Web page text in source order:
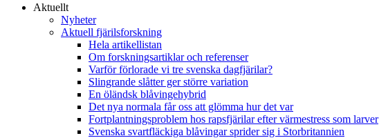
Aktuellt
Nyheter
Aktuell fjärilsforskning
Hela artikellistan
Om forskningsartiklar och referenser
Varför förlorade vi tre svenska dagfjärilar?
Slingrande slåtter ger större variation
En öländsk blåvingehybrid
Det nya normala får oss att glömma hur det var
Fortplantningsproblem hos rapsfjärilar efter värmestress som larver
Svenska svartfläckiga blåvingar sprider sig i Storbritannien